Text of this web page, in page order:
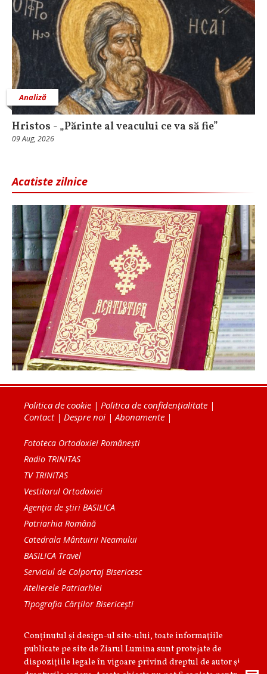
Analiză
Hristos - „Părinte al veacului ce va să fie”
09 Aug, 2026
Acatiste zilnice
Politica de cookie | Politica de confidențialitate |
Contact| Despre noi | Abonamente |
Fototeca Ortodoxiei Românești
Radio TRINITAS
TV TRINITAS
Vestitorul Ortodoxiei
Agenţia de ştiri BASILICA
Patriarhia Română
Catedrala Mântuirii Neamului
BASILICA Travel
Serviciul de Colportaj Bisericesc
Atelierele Patriarhiei
Tipografia Cărţilor Bisericeşti
Conținutul și design-ul site-ului, toate informaţiile
publicate pe site de Ziarul Lumina sunt protejate de
dispoziţiile legale în vigoare privind dreptul de autor şi